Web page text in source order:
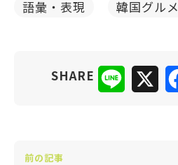
語彙・表現
韓国グルメ
SHARE Line
前の記事